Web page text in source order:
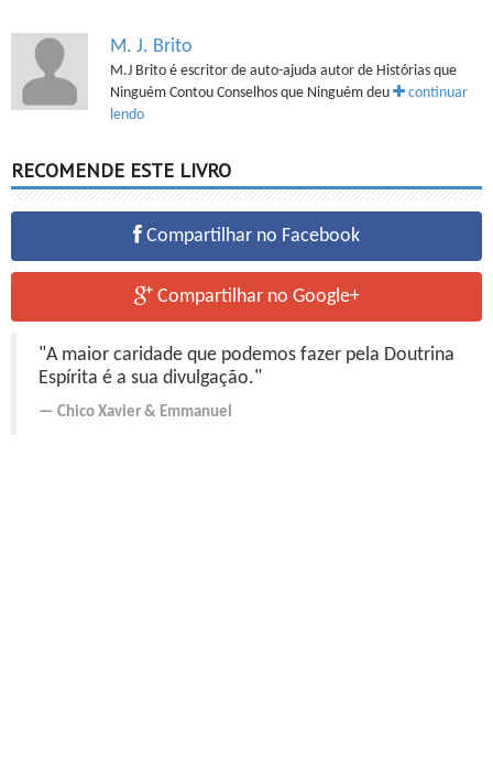
M. J. Brito
M.J Brito é escritor de auto-ajuda autor de Histórias que
Ninguém Contou Conselhos que Ninguém deu
continuar
lendo
RECOMENDE ESTE LIVRO
Compartilhar no Facebook
Compartilhar no Google+
"A maior caridade que podemos fazer pela Doutrina
Espírita é a sua divulgação."
Chico Xavier & Emmanuel